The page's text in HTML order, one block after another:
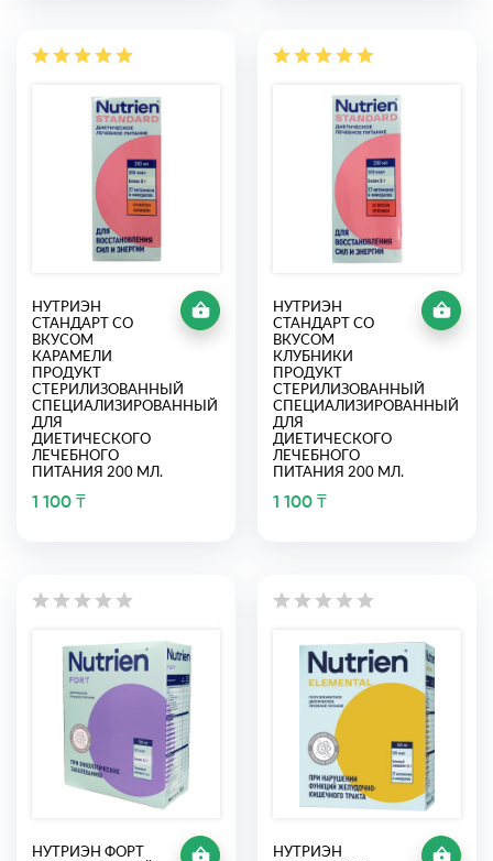
НУТРИЭН
СТАНДАРТ СО
ВКУСОМ
КАРАМЕЛИ
ПРОДУКТ
СТЕРИЛИЗОВАННЫЙ
СПЕЦИАЛИЗИРОВАННЫЙ
ДЛЯ
ДИЕТИЧЕСКОГО
ЛЕЧЕБНОГО
ПИТАНИЯ 200 МЛ.
1 100 ₸
НУТРИЭН
СТАНДАРТ СО
ВКУСОМ
КЛУБНИКИ
ПРОДУКТ
СТЕРИЛИЗОВАННЫЙ
СПЕЦИАЛИЗИРОВАННЫЙ
ДЛЯ
ДИЕТИЧЕСКОГО
ЛЕЧЕБНОГО
ПИТАНИЯ 200 МЛ.
1 100 ₸
НУТРИЭН ФОРТ
НУТРИЭН